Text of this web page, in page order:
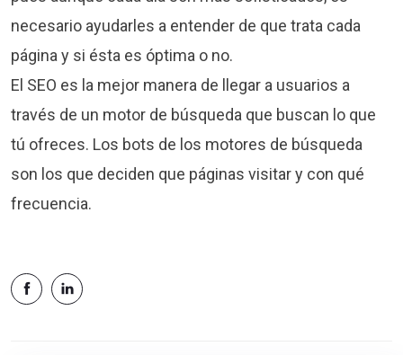
necesario ayudarles a entender de que trata cada
página y si ésta es óptima o no.
El SEO es la mejor manera de llegar a usuarios a
través de un motor de búsqueda que buscan lo que
tú ofreces. Los bots de los motores de búsqueda
son los que deciden que páginas visitar y con qué
frecuencia.